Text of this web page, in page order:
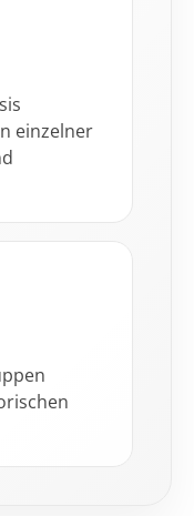
einzelner